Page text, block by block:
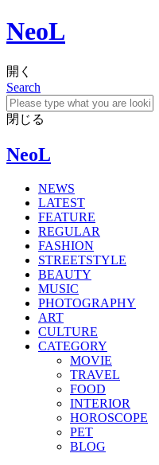
NeoL
開く
Search
閉じる
NeoL
NEWS
LATEST
FEATURE
REGULAR
FASHION
STREETSTYLE
BEAUTY
MUSIC
PHOTOGRAPHY
ART
CULTURE
CATEGORY
MOVIE
TRAVEL
FOOD
INTERIOR
HOROSCOPE
PET
BLOG